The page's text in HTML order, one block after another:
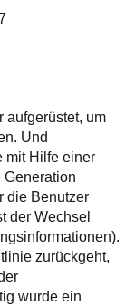
aufgerüstet, um
Und
mit Hilfe einer
Generation
die Benutzer
der Wechsel
zurückgeht,
wurde ein